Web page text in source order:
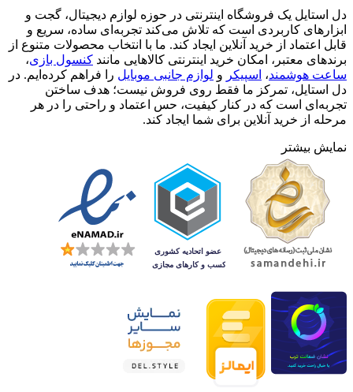
دل استایل | برای دلِ تو
ابزارهای کاربردی است که تلاش می‌کند تجربه‌ای ساده، سریع و
قابل اعتماد از خرید آنلاین ایجاد کند. ما با انتخاب محصولات متنوع از
برندهای معتبر، امکان خرید اینترنتی کالاهایی مانندکنسول بازی
ساعت هوشمند،اسپیکر لوازم جانبی موبایل
را فراهم کرده‌ایم. در
دل استایل، تمرکز ما فقط روی فروش نیست؛ هدف ساختن
تجربه‌ای است که در کنار کیفیت، حس اعتماد و راحتی را در هر
مرحله از خرید آنلاین برای شما ایجاد کند.
نمایش بیشتر